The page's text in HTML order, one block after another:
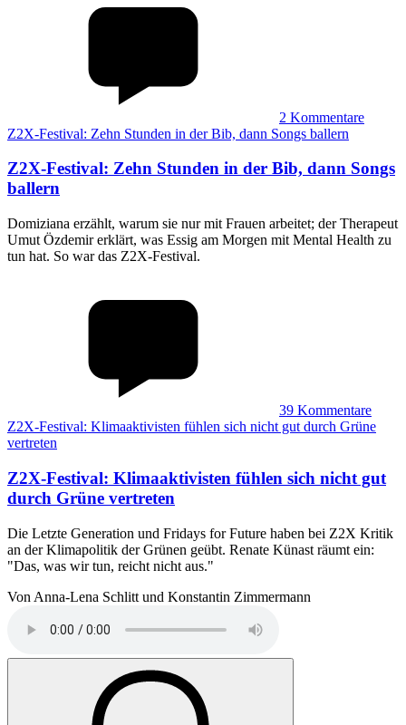
2 Kommentare
Z2X-Festival: Zehn Stunden in der Bib, dann Songs ballern
Z2X-Festival: Zehn Stunden in der Bib, dann Songs
ballern
Domiziana erzählt, warum sie nur mit Frauen arbeitet; der Therapeut
Umut Özdemir erklärt, was Essig am Morgen mit Mental Health zu
tun hat. So war das Z2X-Festival.
39 Kommentare
Z2X-Festival: Klimaaktivisten fühlen sich nicht gut durch Grüne
vertreten
Z2X-Festival: Klimaaktivisten fühlen sich nicht gut
durch Grüne vertreten
Die Letzte Generation und Fridays for Future haben bei Z2X Kritik
an der Klimapolitik der Grünen geübt. Renate Künast räumt ein:
"Das, was wir tun, reicht nicht aus."
Von Anna-Lena Schlitt und Konstantin Zimmermann